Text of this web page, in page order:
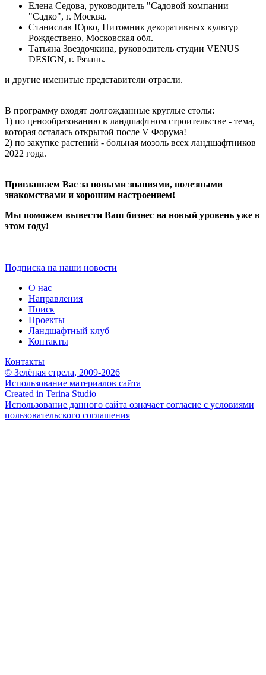
Елена Седова, руководитель "Садовой компании
"Садко", г. Москва.
Станислав Юрко, Питомник декоративных культур
Рождествено, Московская обл.
Татьяна Звездочкина, руководитель студии VENUS
DESIGN, г. Рязань.
и другие именитые представители отрасли.
В программу входят долгожданные круглые столы:
1) по ценообразованию в ландшафтном строительстве - тема,
которая осталась открытой после V Форума!
2) по закупке растений - больная мозоль всех ландшафтников
2022 года.
Приглашаем Вас за новыми знаниями, полезными
знакомствами и хорошим настроением!
Мы поможем вывести Ваш бизнес на новый уровень уже в
этом году!
Подписка на наши новости
О нас
Направления
Поиск
Проекты
Ландшафтный клуб
Контакты
Контакты
© Зелёная стрела, 2009-2026
Использование материалов сайта
Created in Terina Studio
Использование данного сайта означает согласие с условиями
пользовательского соглашения